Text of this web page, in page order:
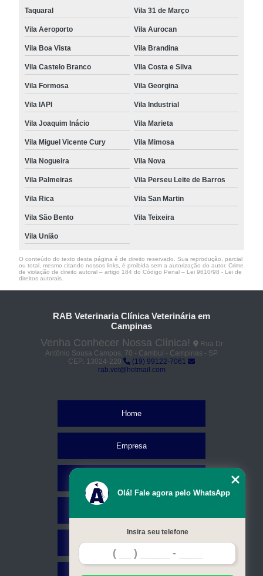
Taquaral Vila 31 de Março
Vila Aeroporto Vila Aurocan
Vila Boa Vista Vila Brandina
Vila Castelo Branco Vila Costa e Silva
Vila Formosa Vila Georgina
Vila IAPI Vila Industrial
Vila Joaquim Inácio Vila Marieta
Vila Miguel Vicente Cury Vila Mimosa
Vila Nogueira Vila Nova
Vila Palmeiras Vila Perseu Leite de Barros
Vila Rica Vila San Martin
Vila São Bento Vila Teixeira
Vila União
O conteúdo do texto desta página é de direito reservado. Sua reprodução, parcial
ou total, mesmo citando nossos links, é proibida sem a autorização do autor. Crime
de violação de direito autoral – artigo 184 do Código Penal – Lei 9610/98 - Lei de
direitos autorais
RAB Veterinaria Clínica Veterinária em
Campinas
Venha Conhecer Nossa Clínica!
Rua Dr
Antônio Sousa Campos, 70 - Cambuí - Campinas - SP
CEP: 13024-220
(19) 99122-7061
rab.vet@hotmail.com
Home
Empresa
Contato
Olá! Fale agora pelo WhatsApp
Insira seu telefone